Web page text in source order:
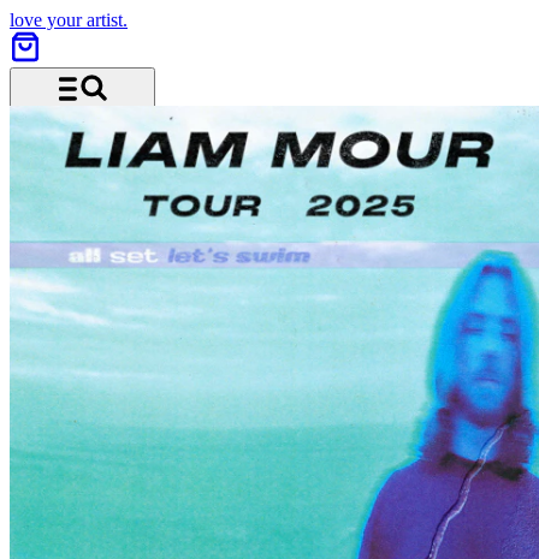
love your artist.
Menü und Suche